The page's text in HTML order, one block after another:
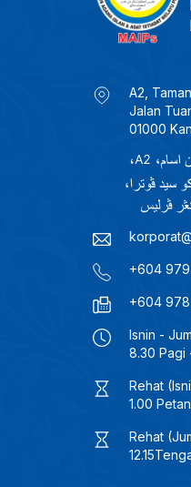
A2,
Jalan
01000
+604
+604
Isnin -
8.30 Pagi
Rehat
1.00
Rehat